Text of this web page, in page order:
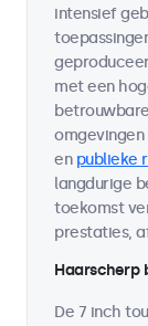
intensief
met een
omgevingen
en publieke
langdurige
toekomst
prestaties,
Haarscherp
De 7 inch